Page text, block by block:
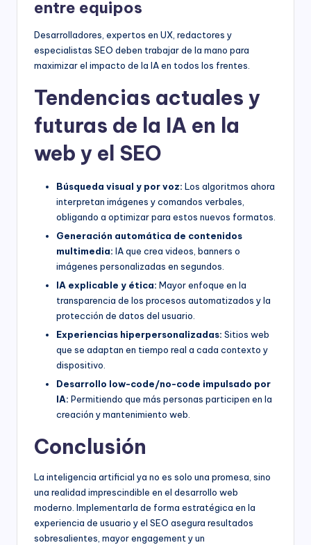
entre equipos
Desarrolladores, expertos en UX, redactores y
especialistas SEO deben trabajar de la mano para
maximizar el impacto de la IA en todos los frentes.
Tendencias actuales y
futuras de la IA en la
web y el SEO
Búsqueda visual y por voz: Los algoritmos ahora
interpretan imágenes y comandos verbales,
obligando a optimizar para estos nuevos formatos.
Generación automática de contenidos
multimedia: IA que crea videos, banners o
imágenes personalizadas en segundos.
IA explicable y ética: Mayor enfoque en la
transparencia de los procesos automatizados y la
protección de datos del usuario.
Experiencias hiperpersonalizadas: Sitios web
que se adaptan en tiempo real a cada contexto y
dispositivo.
Desarrollo low-code/no-code impulsado por
IA: Permitiendo que más personas participen en la
creación y mantenimiento web.
Conclusión
La inteligencia artificial ya no es solo una promesa, sino
una realidad imprescindible en el desarrollo web
moderno. Implementarla de forma estratégica en la
experiencia de usuario y el SEO asegura resultados
sobresalientes, mayor engagement y un